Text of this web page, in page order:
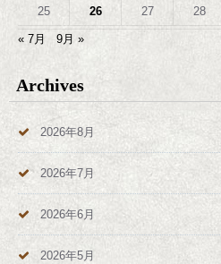
25 26 27 28
« 7月 9月 »
Archives
2026年8月
2026年7月
2026年6月
2026年5月